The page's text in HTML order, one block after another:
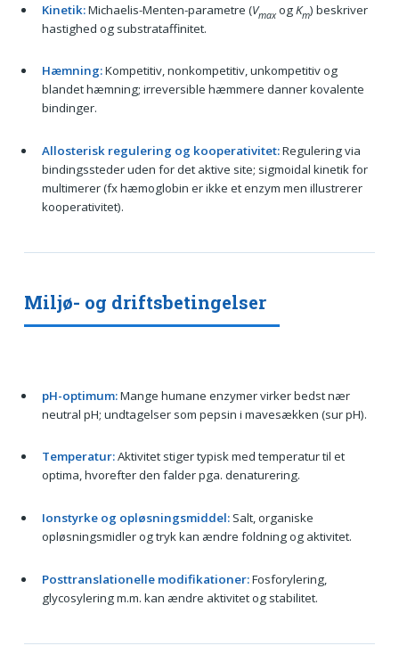
Kinetik:Michaelis-Menten-parametre (VmaxogKm) beskriver
hastighed og substrataffinitet.
Hæmning:Kompetitiv, nonkompetitiv, unkompetitiv og
blandet hæmning; irreversible hæmmere danner kovalente
bindinger.
Allosterisk regulering og kooperativitet:Regulering via
bindingssteder uden for det aktive site; sigmoidal kinetik for
multimerer (fx hæmoglobin er ikke et enzym men illustrerer
kooperativitet).
Miljø- og driftsbetingelser
pH-optimum:Mange humane enzymer virker bedst nær
neutral pH; undtagelser som pepsin i mavesækken (sur pH).
Temperatur:Aktivitet stiger typisk med temperatur til et
optima, hvorefter den falder pga. denaturering.
Ionstyrke og opløsningsmiddel:Salt, organiske
opløsningsmidler og tryk kan ændre foldning og aktivitet.
Posttranslationelle modifikationer:Fosforylering,
glycosylering m.m. kan ændre aktivitet og stabilitet.